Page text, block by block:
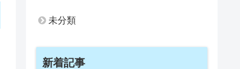
未分類
新着記事